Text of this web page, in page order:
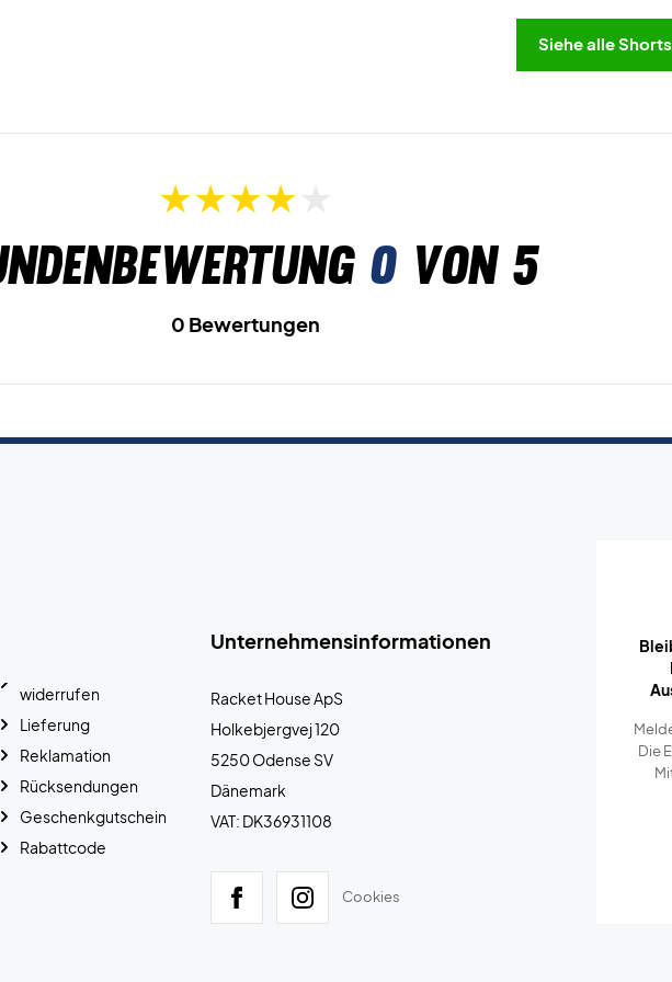
Siehe alle Shorts
0von 5
0 Bewertungen
Unternehmensinformationen
Racket House ApS
Holkebjergvej 120
5250 Odense SV
Dänemark
VAT: DK36931108
Cookies
widerrufen
Lieferung
Reklamation
Rücksendungen
Geschenkgutschein
Rabattcode
Die